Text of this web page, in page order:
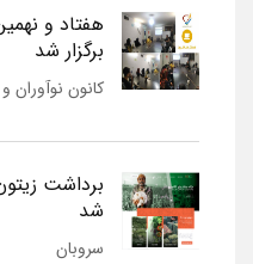
هفتاد و
برگزار شد
کانون نوآوران
برداشت
شد
سروبان